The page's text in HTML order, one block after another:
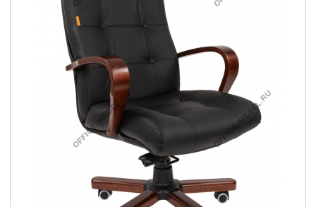
Заказ каталога
Заказать обратный звонок